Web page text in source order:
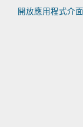
開放應用程式介面